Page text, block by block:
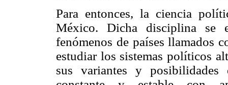
Para entonces, la ciencia
México. Dicha disciplina se
fenómenos de países llamados
estudiar los sistemas políticos
sus variantes y